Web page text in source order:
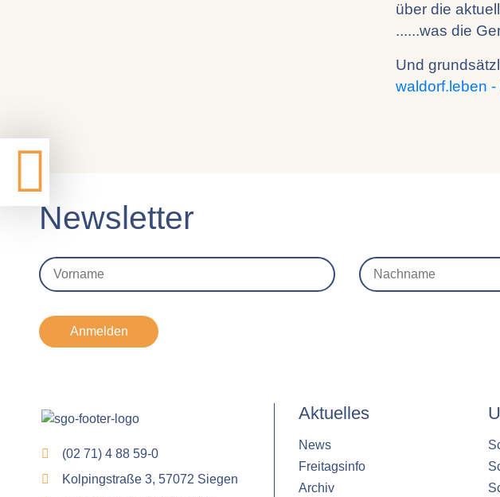
über die
......was die
Und
waldorf.leben
Newsletter
Anmelden
(02 71) 4 88 59-0
Kolpingstraße 3, 57072 Siegen
Aktuelles
News
Freitagsinfo
Archiv